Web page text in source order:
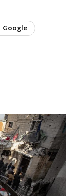
Google